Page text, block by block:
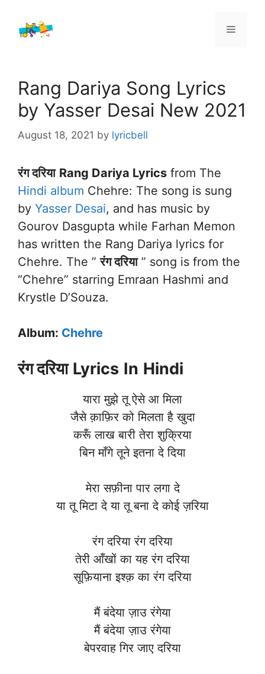
content
Menu
Rang Dariya Song Lyrics
by Yasser Desai New 2021
August 18, 2021 by lyricbell
रंग दरिया Rang Dariya Lyrics from The
Hindi album Chehre: The song is sung
by Yasser Desai, and has music by
Gourov Dasgupta while Farhan Memon
has written the Rang Dariya lyrics for
Chehre. The ”रंग दरिया” song is from the
“Chehre” starring Emraan Hashmi and
Krystle D’Souza.
Album: Chehre
रंग दरिया Lyrics In Hindi
यारा मुझे तू ऐसे आ मिला
जैसे क़ाफ़िर को मिलता है खुदा
करूँ लाख बारी तेरा शुक्रिया
बिन माँगे तूने इतना दे दिया
मेरा सफ़ीना पार लगा दे
या तू मिटा दे या तू बना दे कोई ज़रिया
रंग दरिया रंग दरिया
तेरी आँखों का यह रंग दरिया
सूफ़ियाना इश्क़ का रंग दरिया
मैं बंदेया ज़ाउ रंगेया
मैं बंदेया ज़ाउ रंगेया
बेपरवाह गिर जाए दरिया